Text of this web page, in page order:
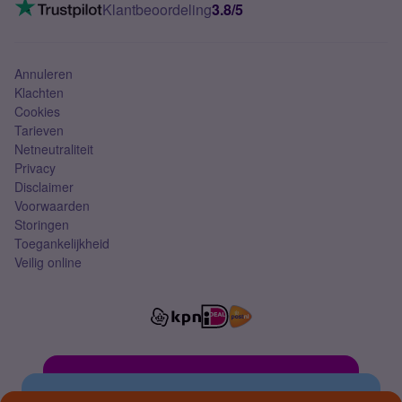
Mobiel abonnement
Klantbeoordeling3.8/5
Annuleren
Klachten
Cookies
Tarieven
Netneutraliteit
Privacy
Disclaimer
Voorwaarden
Storingen
Toegankelijkheid
Veilig online